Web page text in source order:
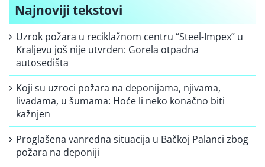
Najnoviji tekstovi
Uzrok požara u reciklažnom centru “Steel-Impex” u
Kraljevu još nije utvrđen: Gorela otpadna
autosedišta
Koji su uzroci požara na deponijama, njivama,
livadama, u šumama: Hoće li neko konačno biti
kažnjen
Proglašena vanredna situacija u Bačkoj Palanci zbog
požara na deponiji